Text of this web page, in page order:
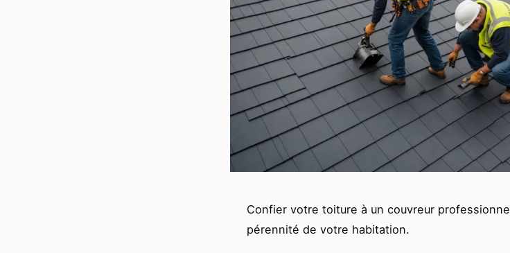
Confier votre toiture à un couvreur
pérennité de votre habitation.